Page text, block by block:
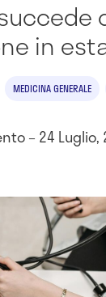
in
MEDICINA GENERALE
– 24 Luglio,